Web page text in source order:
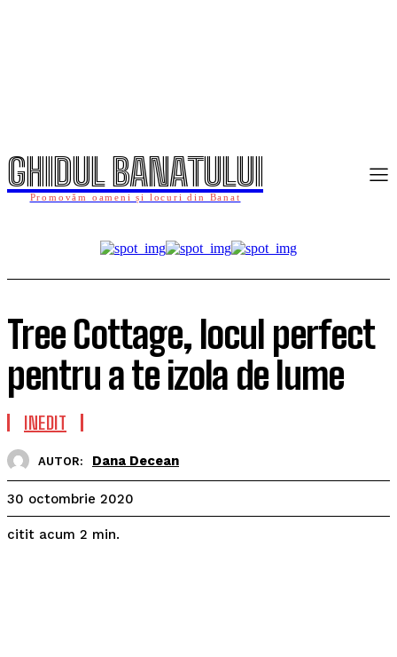
GHIDUL BANATULUI
Promovăm oameni și locuri din Banat
Tree Cottage, locul perfect
pentru a te izola de lume
INEDIT
AUTOR: Dana Decean
30 octombrie 2020
citit acum 2 min.